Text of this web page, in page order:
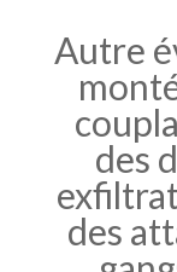
Autre
des
des